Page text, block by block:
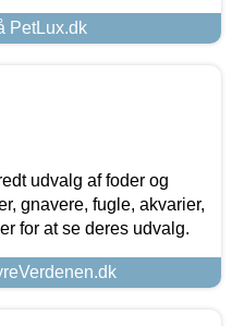
PetLux.dk
udvalg af foder og
gnavere, fugle, akvarier,
for at se deres udvalg.